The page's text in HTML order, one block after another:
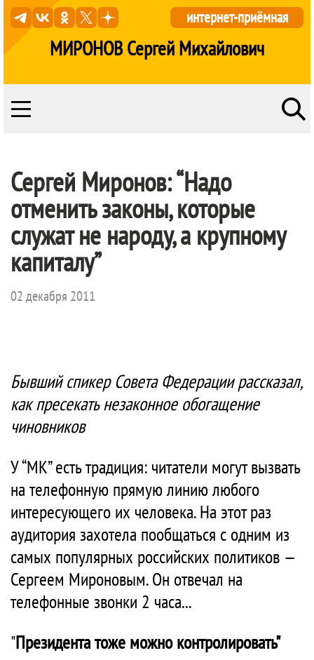
МИРОНОВ Сергей Михайлович
интернет-приёмная
Сергей Миронов: “Надо
отменить законы, которые
служат не народу, а крупному
капиталу”
02 декабря 2011
Бывший спикер Совета Федерации рассказал,
как пресекать незаконное обогащение
чиновников
У “МК” есть традиция: читатели могут вызвать
на телефонную прямую линию любого
интересующего их человека. На этот раз
аудитория захотела пообщаться с одним из
самых популярных российских политиков —
Сергеем Мироновым. Он отвечал на
телефонные звонки 2 часа...
"Президента тоже можно контролировать"